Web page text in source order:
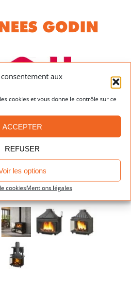
aux
cookies et vous donne le contrôle sur ce
ACCEPTER
REFUSER
les options
cookiesMentions légales
MONCEL
P64V-3